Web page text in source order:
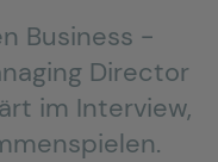
Business -
Director
im Interview,